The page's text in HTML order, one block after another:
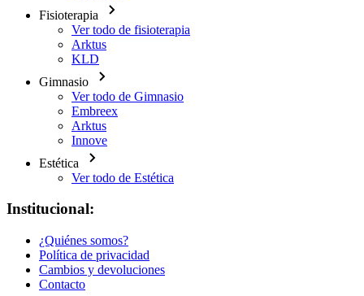
Fisioterapia
Ver todo de fisioterapia
Arktus
KLD
Gimnasio
Ver todo de Gimnasio
Embreex
Arktus
Innove
Estética
Ver todo de Estética
Institucional:
¿Quiénes somos?
Política de privacidad
Cambios y devoluciones
Contacto